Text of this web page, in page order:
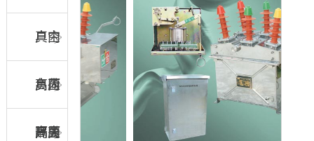
真空
负荷
开关
户内
高压
隔离
户内
高压
户内